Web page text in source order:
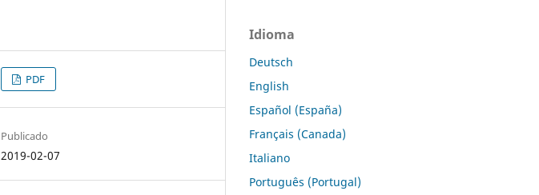
PDF
Publicado
2019-02-07
Idioma
Deutsch
English
Español (España)
Français (Canada)
Italiano
Português (Portugal)